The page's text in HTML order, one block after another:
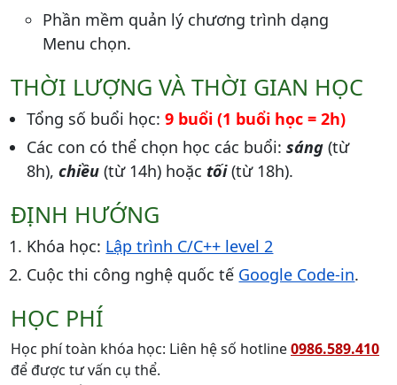
Phần mềm quản lý chương trình dạng
Menu chọn.
THỜI LƯỢNG VÀ THỜI GIAN HỌC
Tổng số buổi học:9 buổi (1 buổi học = 2h)
Các con có thể chọn học các buổi:sáng (từ
8h),chiều (từ 14h) hoặc tối(từ 18h).
ĐỊNH HƯỚNG
Khóa học: Lập trình C/C++ level 2
Cuộc thi công nghệ quốc tế Google Code-in.
HỌC PHÍ
Học phí toàn khóa học: Liên hệ số hotline0986.589.410
để được tư vấn cụ thể.